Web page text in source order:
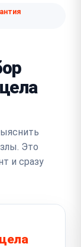
Это
и сразу